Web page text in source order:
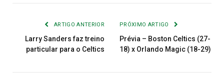
ARTIGO ANTERIOR
Larry Sanders faz treino
particular para o Celtics
PRÓXIMO ARTIGO
Prévia – Boston Celtics (27-
18) x Orlando Magic (18-29)